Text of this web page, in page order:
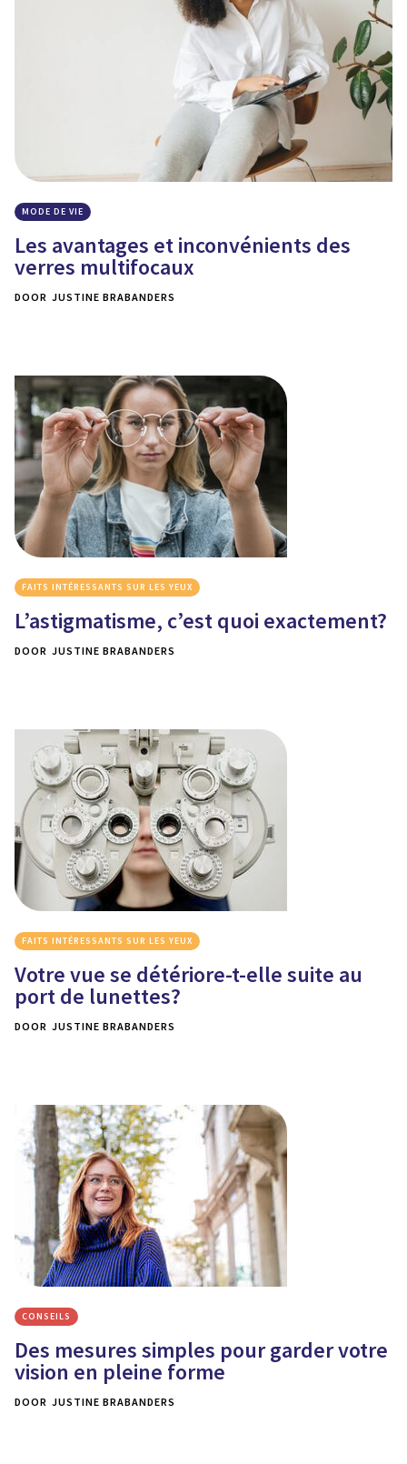
MODE DE VIE
Les avantages et inconvénients des
verres multifocaux
DOOR JUSTINE BRABANDERS
FAITS INTÉRESSANTS SUR LES YEUX
L’astigmatisme, c’est quoi exactement?
DOOR JUSTINE BRABANDERS
FAITS INTÉRESSANTS SUR LES YEUX
Votre vue se détériore-t-elle suite au
port de lunettes?
DOOR JUSTINE BRABANDERS
CONSEILS
Des mesures simples pour garder votre
vision en pleine forme
DOOR JUSTINE BRABANDERS